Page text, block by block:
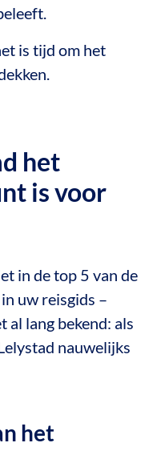
is tijd om het
het
is voor
in de top 5 van de
uw reisgids –
al lang bekend: als
nauwelijks
het